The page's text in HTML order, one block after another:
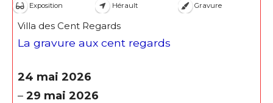
* Champ obligatoire
Exposition Hérault Gravure
Villa des Cent Regards
La gravure aux cent regards
24 mai 2026
– 29 mai 2026